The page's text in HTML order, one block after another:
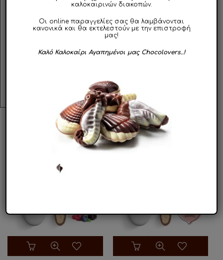
Βαπτίσεις, εταιρικά events ή boutique catering
Candy bars και μπομπονιέρες υψηλής
Το κουφέτο Extra Dark 85% αποτελεί επιλογή για
ΣΧΕΤΙΚΑ ΠΡΟΪΟΝΤΑ
καλοκαιρινών διακοπών.
Οι online παραγγελίες σας θα λαμβάνονται
κανονικά και θα εκτελεστούν με την επιστροφή
μας!
Καλό Καλοκαίρι Αγαπημένοι μας Chocolovers..!